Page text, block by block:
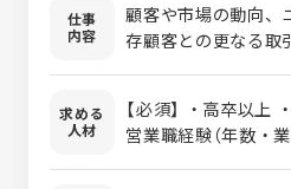
仕事
内容
顧客や市場の動向、
存顧客との更なる取
再訪問 ・アポ取
求める
人材
【必須】 ・高卒以上
営業職経験（年数・